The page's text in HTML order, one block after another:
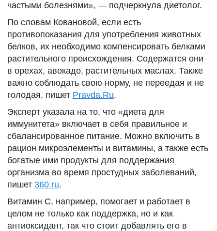
частыми болезнями», — подчеркнула диетолог.
По словам Ковановой, если есть
противопоказания для употребления животных
белков, их необходимо компенсировать белками
растительного происхождения. Содержатся они
в орехах, авокадо, растительных маслах. Также
важно соблюдать свою норму, не переедая и не
голодая, пишет Pravda.Ru.
Эксперт указала на то, что «диета для
иммунитета» включает в себя правильное и
сбалансированное питание. Можно включить в
рацион микроэлементы и витамины, а также есть
богатые ими продукты для поддержания
организма во время простудных заболеваний,
пишет 360.ru.
Витамин С, например, помогает и работает в
целом не только как поддержка, но и как
антиоксидант, так что стоит добавлять его в